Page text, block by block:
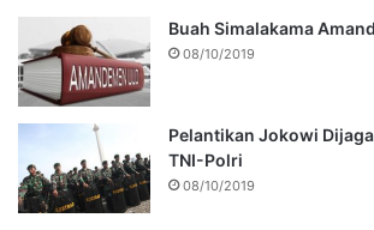
Buah Simalakama
08/10/2019
Pelantikan Jokowi
TNI-Polri
08/10/2019